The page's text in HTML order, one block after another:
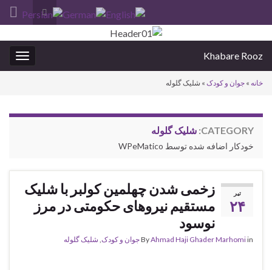
Toggle
search
form
Khabare Rooz
خانه » جوان و کودک » شلیک گلوله
CATEGORY: شلیک گلوله
خودکار اضافه شده توسط WPeMatico
تیر
۲۴
زخمی شدن چهلمین کولبر با شلیک
مستقیم نیروهای حکومتی در مرز
نوسود
ByAhmad Haji Ghader Marhomiin جوان و کودک شلیک گلوله